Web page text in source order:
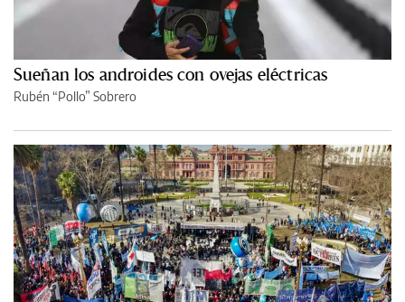
Sueñan los androides con ovejas eléctricas
Rubén “Pollo” Sobrero